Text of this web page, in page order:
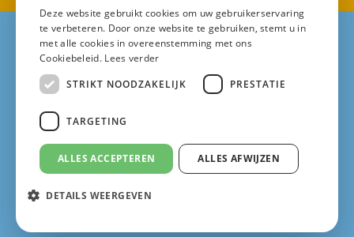
Privacy policy
Leusden
088-1474101
DUTCH
Deze website gebruikt cookies om uw gebruikerservaring
te verbeteren. Door onze website te gebruiken, stemt u in
met alle cookies in overeenstemming met ons
Cookiebeleid. Lees verder
STRIKT NOODZAKELIJK
PRESTATIE
TARGETING
ALLES ACCEPTEREN ALLES AFWIJZEN
DETAILS WEERGEVEN